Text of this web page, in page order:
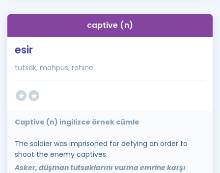
İngilizce Gramer
captive (n)
esir
tutsak, mahpus, rehine
Captive (n) ingilizce örnek cümle
The soldier was imprisoned for defying an order to
shoot the enemy captives.
Asker, düşman tutsaklarını vurma emrine karşı